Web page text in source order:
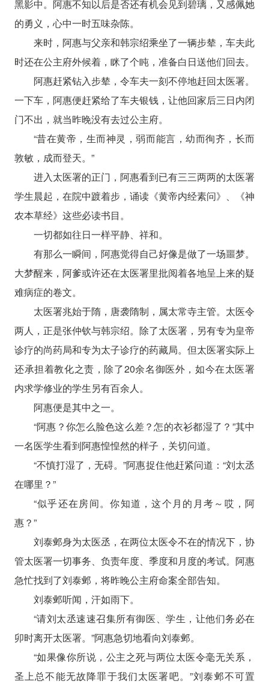
黑影中。阿惠不知以后是否还有机会见到碧璃，又感佩她
的勇义，心中一时五味杂陈。
来时，阿惠与父亲和韩宗绍乘坐了一辆步辇，车夫此
时还在公主府外候着，眯了个盹，准备白日送他们回去。
阿惠赶紧钻入步辇，令车夫一刻不停地赶回太医署。
一下车，阿惠便赶紧给了车夫银钱，让他回家后三日内闭
门不出，就当昨晚没有去过公主府。
“昔在黄帝，生而神灵，弱而能言，幼而徇齐，长而
敦敏，成而登天。”
进入太医署的正门，阿惠看到已有三三两两的太医署
学生晨起，在院中踱着步，诵读《黄帝内经素问》、《神
农本草经》这些必读书目。
一切都如往日一样平静、祥和。
有那么一瞬间，阿惠觉得自己好像是做了一场噩梦。
大梦醒来，阿爹或许还在太医署里批阅着各地呈上来的疑
难病症的卷文。
太医署兆始于隋，唐袭隋制，属太常寺主管。太医令
两人，正是张仲钦与韩宗绍。除了太医署，另有专为皇帝
诊疗的尚药局和专为太子诊疗的药藏局。但太医署实际上
还承担着教化之责，除了20余名御医外，如今在太医署
内求学修业的学生另有百余人。
阿惠便是其中之一。
“阿惠？你怎么脸色这么差？怎的衣衫都湿了？”其中
一名医学生看到阿惠惶惶然的样子，关切问道。
“不慎打湿了，无碍。”阿惠捉住他赶紧问道：“刘太丞
在哪里？”
“似乎还在房间。你知道，这个月的月考～哎，阿
惠？”
刘泰邺身为太医丞，在两位太医令不在的情况下，协
管太医署一切事务、负责年度、季度和月度的考试。阿惠
急忙找到了刘泰邺，将昨晚公主府命案全部告知。
刘泰邺听闻，汗如雨下。
“请刘太丞速速召集所有御医、学生，让他们务必在
卯时离开太医署。”阿惠急切地看向刘泰邺。
“如果像你所说，公主之死与两位太医令毫无关系，
圣上总不能无故降罪于我们太医署吧。”刘泰邺不可置